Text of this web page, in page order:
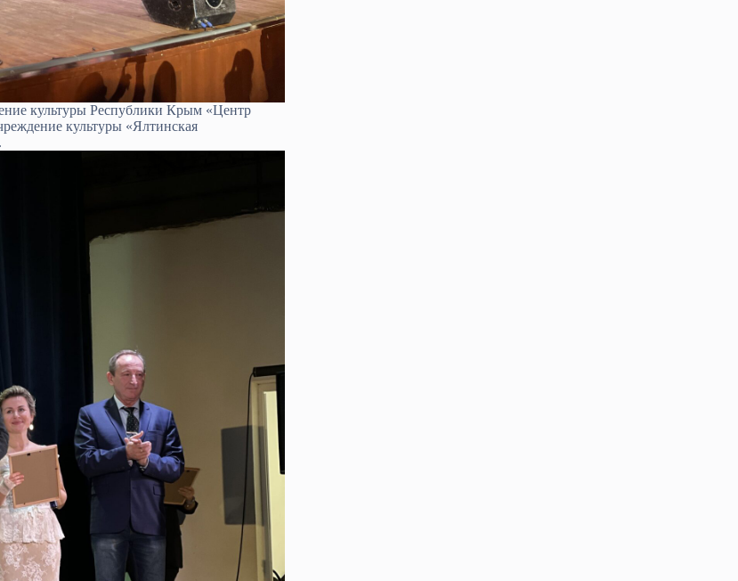
культуры Республики Крым «Центр
культуры «Ялтинская